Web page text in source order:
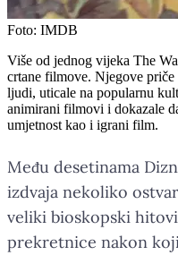
Foto: IMDB
Više od jednog vijeka The
crtane filmove. Njegove
ljudi, uticale na popularnu
animirani filmovi i dokazale
umjetnost kao i igrani film.
Među desetinama
izdvaja nekoliko
veliki bioskopski
prekretnice nakon